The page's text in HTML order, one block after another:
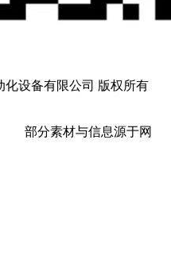
化设备有限公司 版权所有
素材与信息源于网